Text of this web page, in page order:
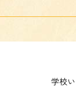
学校